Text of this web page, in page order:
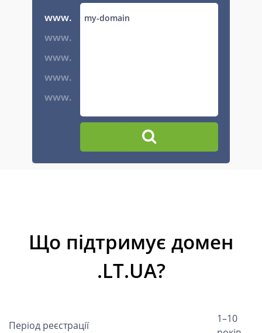
www.
www.
www.
www.
www.
Що підтримує домен
.LT.UA?
Період реєстрації
1–10